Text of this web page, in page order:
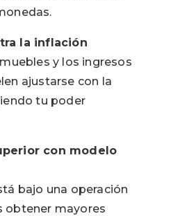
la inflación
y los ingresos
ajustarse con la
tu poder
con modelo
bajo una operación
obtener mayores